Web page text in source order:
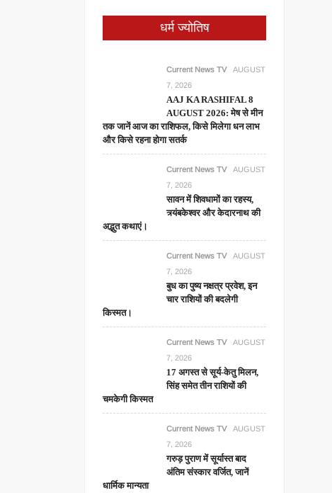
धर्म ज्योतिष
Current News TV
AUGUST
7, 2026
AAJ KA RASHIFAL 8
AUGUST 2026: मेष से मीन
तक जानें आज का राशिफल, किसे मिलेगा धन लाभ
और किसे रहना होगा सतर्क
Current News TV
AUGUST
7, 2026
सावन में शिवधामों का रहस्य,
त्र्यंबकेश्वर और केदारनाथ की
अद्भुत कथाएं।
Current News TV
AUGUST
7, 2026
बुध का पुष्य नक्षत्र प्रवेश, इन
चार राशियों की बदलेगी
किस्मत।
Current News TV
AUGUST
7, 2026
17 अगस्त से सूर्य-केतु मिलन,
सिंह समेत तीन राशियों की
चमकेगी किस्मत
Current News TV
AUGUST
7, 2026
गरुड़ पुराण में सूर्यास्त बाद
अंतिम संस्कार वर्जित, जानें
धार्मिक मान्यता